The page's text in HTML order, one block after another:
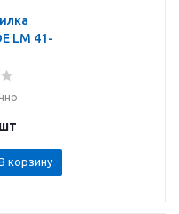
LM 41-
корзину